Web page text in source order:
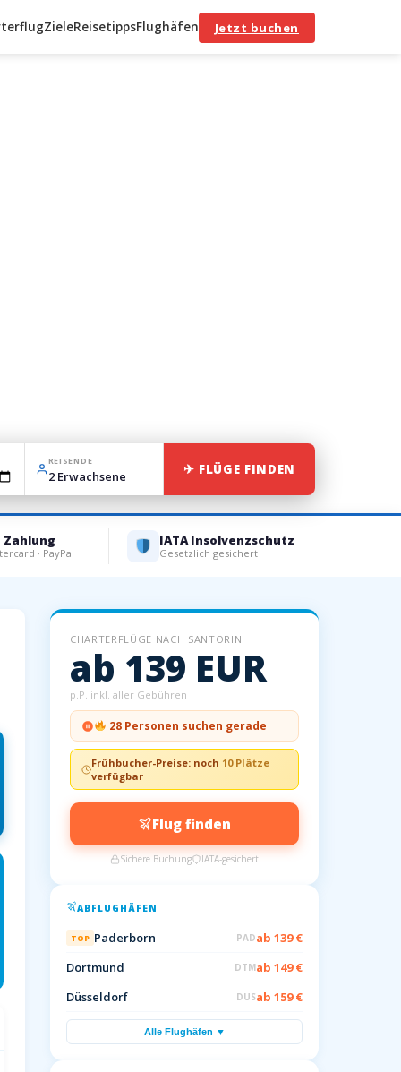
ZieleReisetippsFlughäfen Jetzt buchen
REISENDE
✈ FLÜGE FINDEN
Zahlung
· PayPal
IATA Insolvenzschutz
Gesetzlich gesichert
CHARTERFLÜGE NACH SANTORINI
ab 139 EUR
p.P. inkl. aller Gebühren
28 Personen suchen gerade
Frühbucher-Preise: noch 10 Plätze
verfügbar
Flug finden
Sichere Buchung IATA-gesichert
ABFLUGHÄFEN
TOP Paderborn PADab 139 €
Dortmund
DTMab 149 €
Düsseldorf
DUSab 159 €
Alle Flughäfen ▼